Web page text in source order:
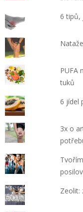
6 tipů,
PUFA
tuků
6 jídel
3x o
Zeolit: